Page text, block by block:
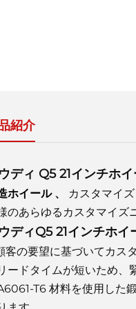
紹介
ディ Q5 21インチホ
ホイール 、
カスタマイ
のあらゆるカスタマイズ
ディQ5 21インチホ
客の要望に基づいてカス
ードタイムが短いため、
T6 材料を使用した